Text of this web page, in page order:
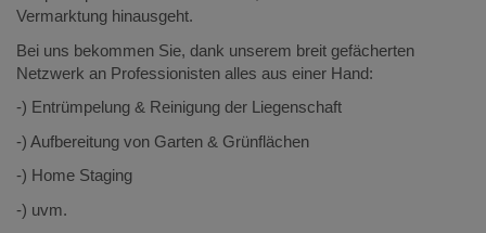
Vermarktung hinausgeht.
Bei uns bekommen Sie, dank unserem breit gefächerten
Netzwerk an Professionisten alles aus einer Hand:
-) Entrümpelung & Reinigung der Liegenschaft
-) Aufbereitung von Garten & Grünflächen
-) Home Staging
-) uvm.